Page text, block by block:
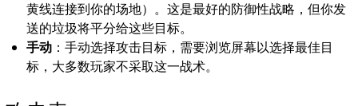
黄线连接到你的场地）。这是最好的防御性战略，但你发
送的垃圾将平分给这些目标。
手动：手动选择攻击目标，需要浏览屏幕以选择最佳目
标，大多数玩家不采取这一战术。